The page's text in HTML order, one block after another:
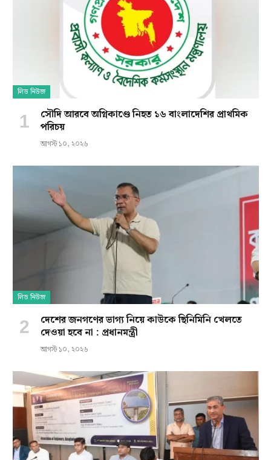
লিড নিউজ
সৌদি আরবে অগ্নিকাণ্ডে নিহত ১৬ বাংলাদেশির প্রাথমিক
পরিচয়
আগস্ট ১০, ২০২৬
লিড নিউজ
দেশের জনগণের ভাগ্য নিয়ে কাউকে ছিনিমিনি খেলতে
দেওয়া হবে না : প্রধানমন্ত্রী
আগস্ট ১০, ২০২৬